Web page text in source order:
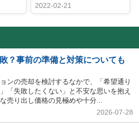
2022-02-21
？事前の準備と対策についても
ンの売却を検討するなかで、「希望通り
「失敗したくない」と不安な思いを抱え
売り出し価格の見極めや十分...
2026-07-28